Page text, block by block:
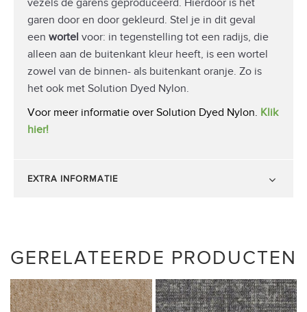
vezels de garens geproduceerd. Hierdoor is het
garen door en door gekleurd. Stel je in dit geval
een wortel voor: in tegenstelling tot een radijs, die
alleen aan de buitenkant kleur heeft, is een wortel
zowel van de binnen- als buitenkant oranje. Zo is
het ook met Solution Dyed Nylon.
Voor meer informatie over Solution Dyed Nylon. Klik
hier!
EXTRA INFORMATIE
GERELATEERDE PRODUCTEN